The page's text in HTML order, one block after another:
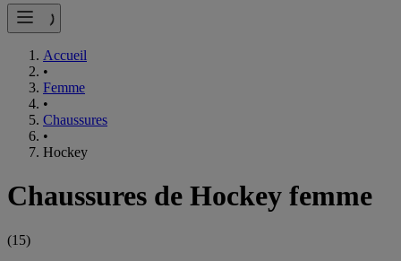
Accueil
•
Femme
•
Chaussures
•
Hockey
Chaussures de Hockey femme
(15)